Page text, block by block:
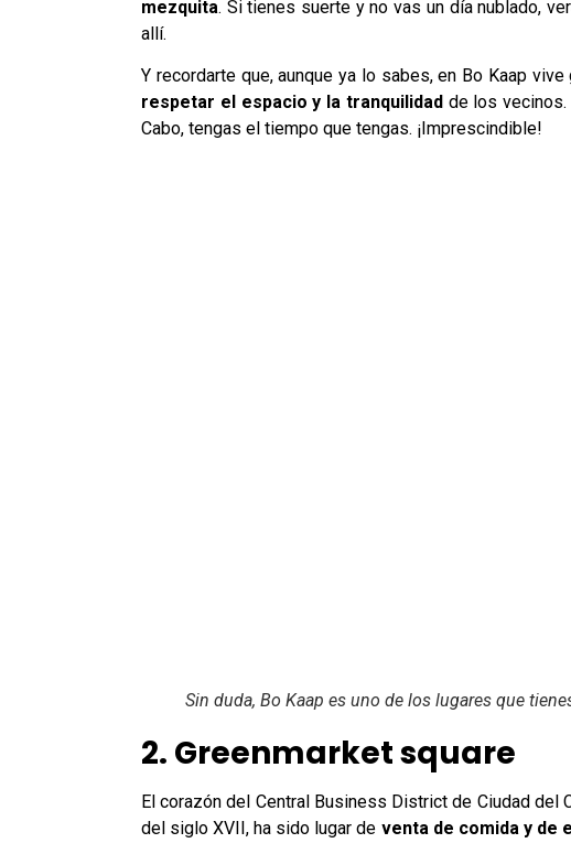
mezquita. Si tienes suerte y no vas un día nublado,
allí.
Y recordarte que, aunque ya lo sabes, en Bo Kaap
respetar el espacio y la tranquilidadde los vecinos.
Cabo, tengas el tiempo que tengas. ¡Imprescindible!
Sin duda, Bo Kaap es uno de los lugares que
2. Greenmarket square
El corazón del Central Business District de Ciudad del
del siglo XVII, ha sido lugar de venta de comida y de